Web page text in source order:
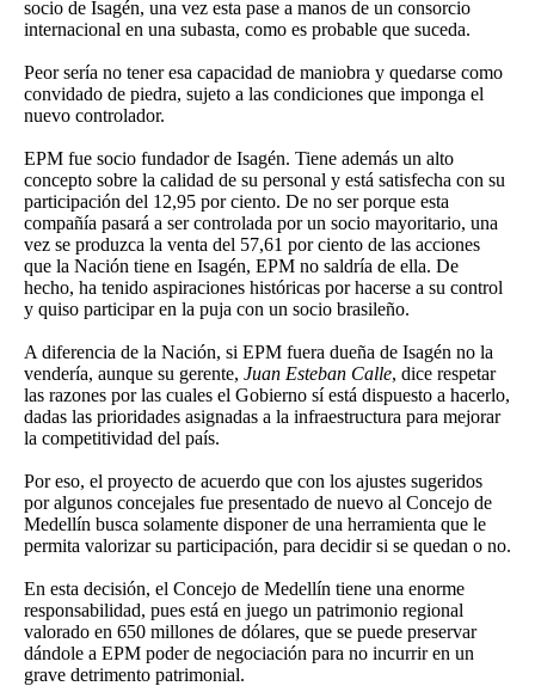
socio de Isagén, una vez esta pase a manos de un consorcio
internacional en una subasta, como es probable que suceda.
Peor sería no tener esa capacidad de maniobra y quedarse como
convidado de piedra, sujeto a las condiciones que imponga el
nuevo controlador.
EPM fue socio fundador de Isagén. Tiene además un alto
concepto sobre la calidad de su personal y está satisfecha con su
participación del 12,95 por ciento. De no ser porque esta
compañía pasará a ser controlada por un socio mayoritario, una
vez se produzca la venta del 57,61 por ciento de las acciones
que la Nación tiene en Isagén, EPM no saldría de ella. De
hecho, ha tenido aspiraciones históricas por hacerse a su control
y quiso participar en la puja con un socio brasileño.
A diferencia de la Nación, si EPM fuera dueña de Isagén no la
vendería, aunque su gerente, Juan Esteban Calle, dice respetar
las razones por las cuales el Gobierno sí está dispuesto a hacerlo,
dadas las prioridades asignadas a la infraestructura para mejorar
la competitividad del país.
Por eso, el proyecto de acuerdo que con los ajustes sugeridos
por algunos concejales fue presentado de nuevo al Concejo de
Medellín busca solamente disponer de una herramienta que le
permita valorizar su participación, para decidir si se quedan o no.
En esta decisión, el Concejo de Medellín tiene una enorme
responsabilidad, pues está en juego un patrimonio regional
valorado en 650 millones de dólares, que se puede preservar
dándole a EPM poder de negociación para no incurrir en un
grave detrimento patrimonial.